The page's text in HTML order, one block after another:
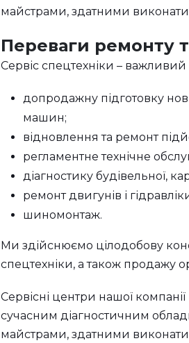
майстрами, здатними виконати
Переваги ремонту
Сервіс спецтехніки – важливий
допродажну підготовку
машин;
відновлення та ремонт
регламентне технічне
діагностику будівельної,
ремонт двигунів і
шиномонтаж.
Ми здійснюємо цілодобову
спецтехніки, а також продажу
Сервісні центри нашої
сучасним діагностичним
майстрами, здатними виконати